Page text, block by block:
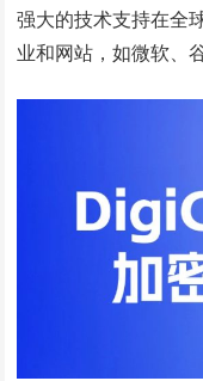
强大的技术支持在全
业和网站，如微软、